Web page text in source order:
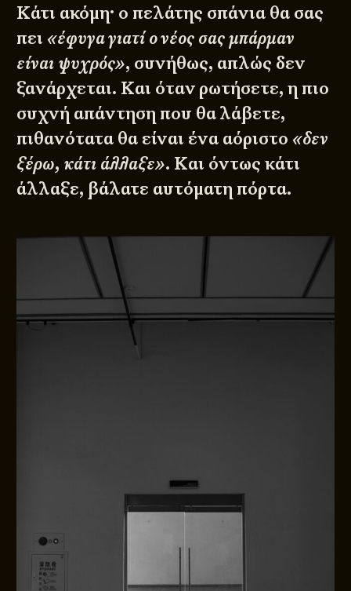
Κάτι ακόμη· ο πελάτης σπάνια θα σας
πει«έφυγα γιατί ο νέος σας μπάρμαν
είναι ψυχρός», συνήθως, απλώς δεν
ξανάρχεται. Και όταν ρωτήσετε, η πιο
συχνή απάντηση που θα λάβετε,
πιθανότατα θα είναι ένα αόριστο«δεν
ξέρω, κάτι άλλαξε». Και όντως κάτι
άλλαξε, βάλατε αυτόματη πόρτα.